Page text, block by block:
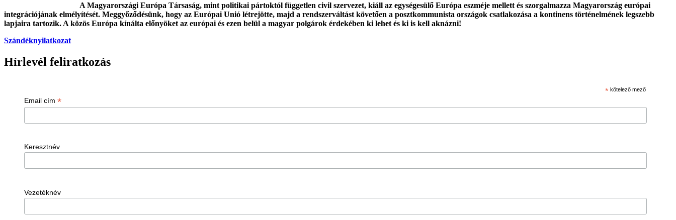
A Magyarországi Európa Társaság, mint politikai pártoktól független civil szervezet, kiáll az egységesülő Európa eszméje mellett és szorgalmazza Magyarország európai
integrációjának elmélyítését. Meggyőződésünk, hogy az Európai Unió létrejötte, majd a rendszerváltást követően a posztkommunista országok csatlakozása a kontinens történelmének legszebb
lapjaira tartozik. A közös Európa kínálta előnyöket az európai és ezen belül a magyar polgárok érdekében ki lehet és ki is kell aknázni!
Szándéknyilatkozat
Hírlevél feliratkozás
* kötelező mező
Email cím *
Keresztnév
Vezetéknév